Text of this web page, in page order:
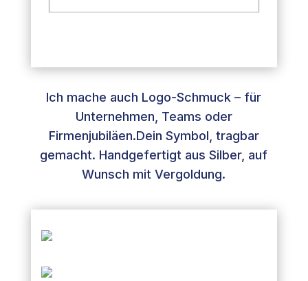
Ich mache auch Logo-Schmuck – für
Unternehmen, Teams oder
Firmenjubiläen.Dein Symbol, tragbar
gemacht. Handgefertigt aus Silber, auf
Wunsch mit Vergoldung.